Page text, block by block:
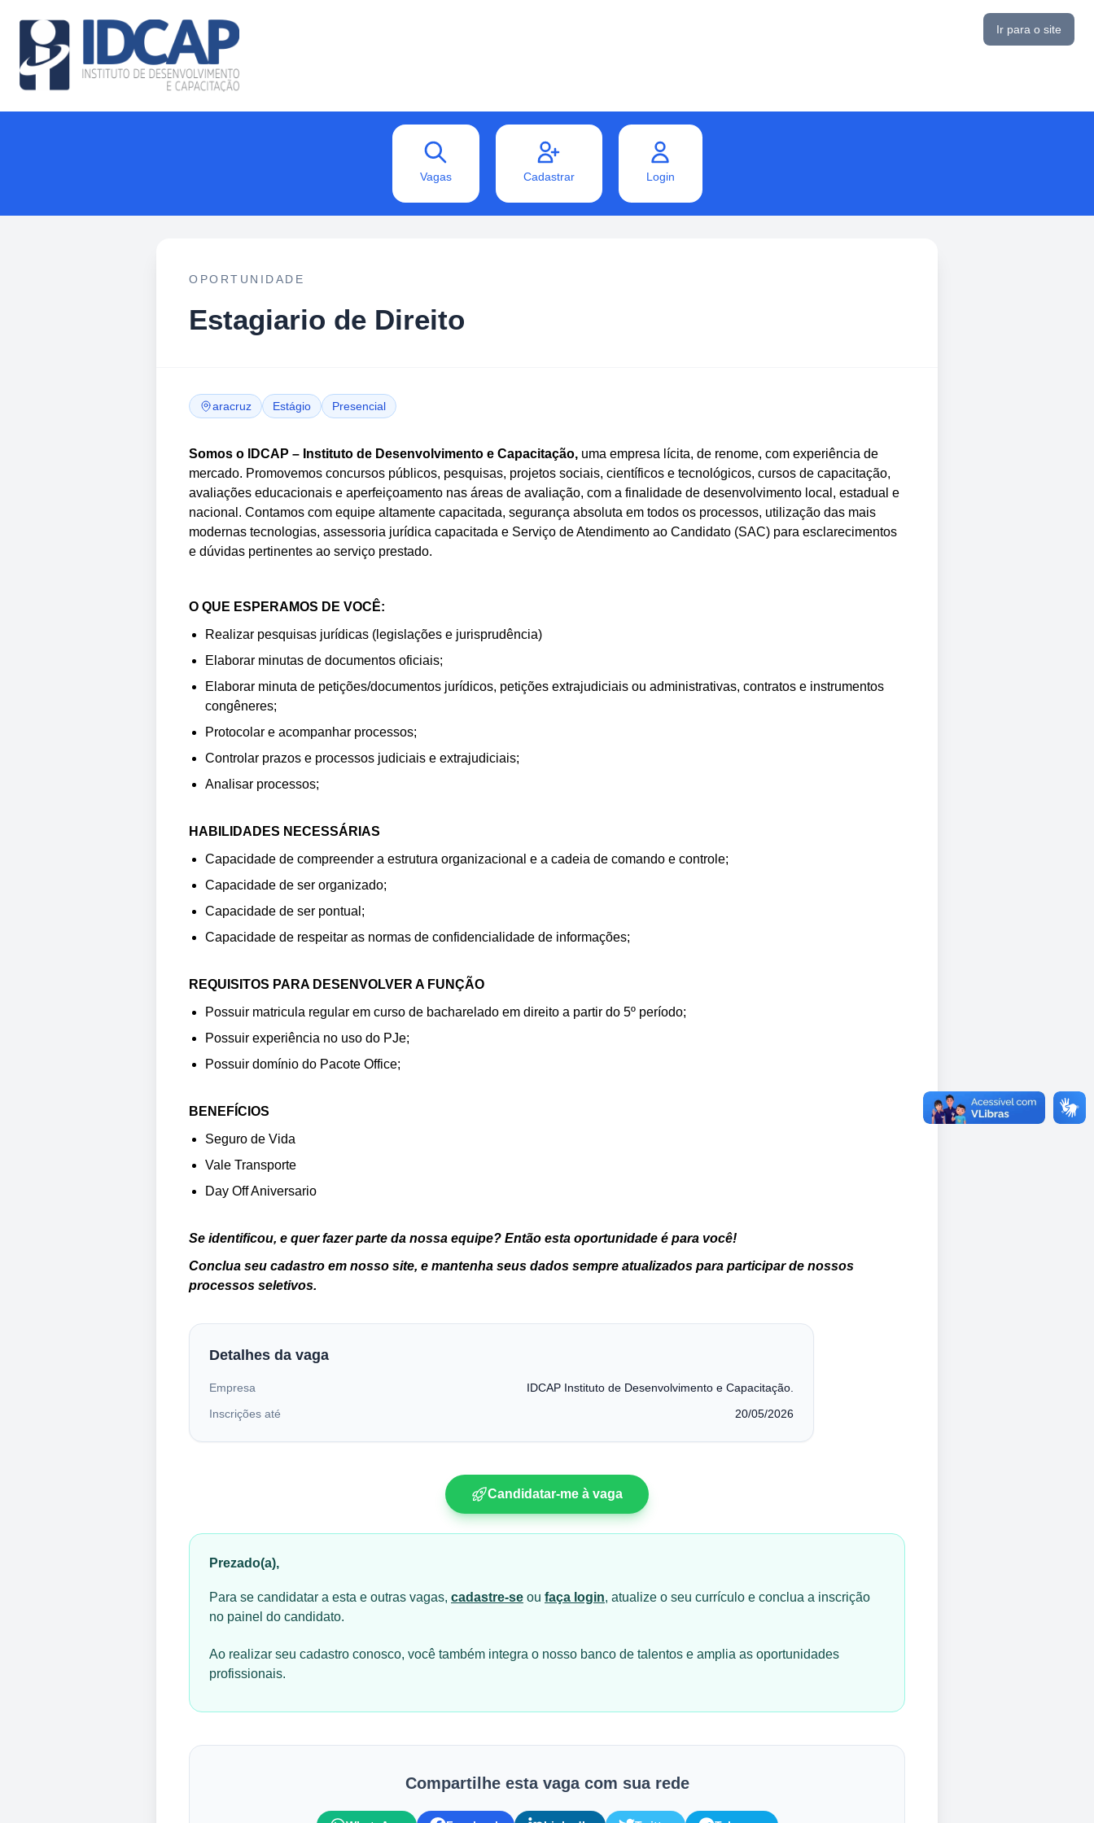
Ir para o site
Vagas Cadastrar Login
OPORTUNIDADE
Estagiario de Direito
aracruz Estágio Presencial
Somos o IDCAP – Instituto de Desenvolvimento e Capacitação, uma empresa lícita, de renome, com experiência de
mercado. Promovemos concursos públicos, pesquisas, projetos sociais, científicos e tecnológicos, cursos de capacitação,
avaliações educacionais e aperfeiçoamento nas áreas de avaliação, com a finalidade de desenvolvimento local, estadual e
nacional. Contamos com equipe altamente capacitada, segurança absoluta em todos os processos, utilização das mais
modernas tecnologias, assessoria jurídica capacitada e Serviço de Atendimento ao Candidato (SAC) para esclarecimentos
e dúvidas pertinentes ao serviço prestado.
O QUE ESPERAMOS DE VOCÊ:
Realizar pesquisas jurídicas (legislações e jurisprudência)
Elaborar minutas de documentos oficiais;
Elaborar minuta de petições/documentos jurídicos, petições extrajudiciais ou administrativas, contratos e instrumentos
congêneres;
Protocolar e acompanhar processos;
Controlar prazos e processos judiciais e extrajudiciais;
Analisar processos;
HABILIDADES NECESSÁRIAS
Capacidade de compreender a estrutura organizacional e a cadeia de comando e controle;
Capacidade de ser organizado;
Capacidade de ser pontual;
Capacidade de respeitar as normas de confidencialidade de informações;
REQUISITOS PARA DESENVOLVER A FUNÇÃO
Possuir matricula regular em curso de bacharelado em direito a partir do 5º período;
Possuir experiência no uso do PJe;
Possuir domínio do Pacote Office;
BENEFÍCIOS
Seguro de Vida
Vale Transporte
Day Off Aniversario
Se identificou, e quer fazer parte da nossa equipe? Então esta oportunidade é para você!
Conclua seu cadastro em nosso site, e mantenha seus dados sempre atualizados para participar de nossos
processos seletivos.
Detalhes da vaga
Empresa
IDCAP Instituto de Desenvolvimento e Capacitação.
Inscrições até
20/05/2026
Candidatar-me à vaga
Prezado(a),
Para se candidatar a esta e outras vagas, cadastre-se ou faça login, atualize o seu currículo e conclua a inscrição
no painel do candidato.
Ao realizar seu cadastro conosco, você também integra o nosso banco de talentos e amplia as oportunidades
profissionais.
Compartilhe esta vaga com sua rede